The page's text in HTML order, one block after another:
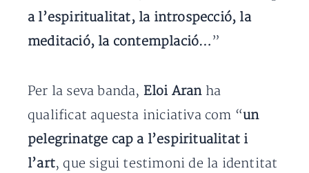
a l’espiritualitat, la introspecció, la
meditació, la contemplació…”
Per la seva banda, Eloi Aranha
qualificat aquesta iniciativa com “un
pelegrinatge cap a l’espiritualitat i
l’art, que sigui testimoni de la identitat